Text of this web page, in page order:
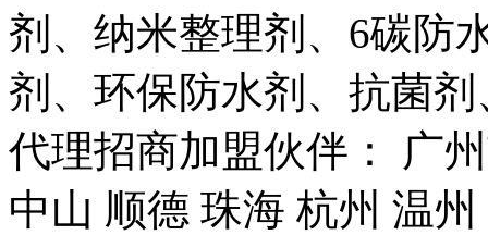
剂、纳米整理剂、6碳防
剂、环保防水剂、抗菌
代理招商加盟伙伴： 广
中山 顺德 珠海 杭州 温